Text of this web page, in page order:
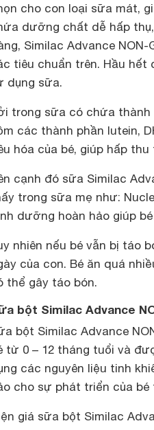
cho con loại sữa mát,
dưỡng chất dễ hấp
Similac Advance
tiêu chuẩn trên. Hầu hết
dụng sữa.
trong sữa có chứa
các thành phần lutein,
hóa của bé, giúp hấp
cạnh đó sữa Similac
trong sữa mẹ như:
dưỡng hoàn hảo giúp
nhiên nếu bé vẫn bị táo
của con. Bé ăn quá
thể gây táo bón.
bột Similac Advance
bột Similac Advance
từ 0 – 12 tháng tuổi và
các nguyên liệu tinh
cho sự phát triển của
giá sữa bột Similac